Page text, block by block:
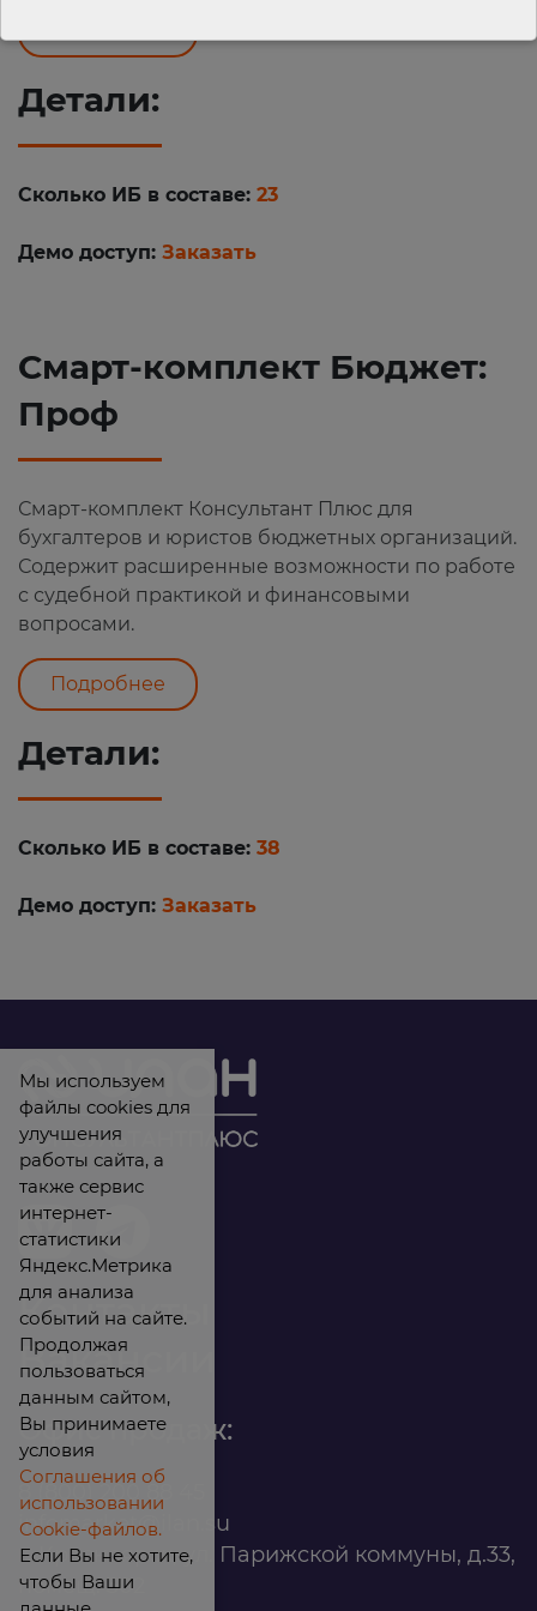
Детали:
Сколько ИБ в составе: 23
Демо доступ: Заказать
Смарт-комплект Бюджет:
Проф
Смарт-комплект Консультант Плюс для
бухгалтеров и юристов бюджетных организаций.
Содержит расширенные возможности по работе
с судебной практикой и финансовыми
вопросами.
Подробнее
Детали:
Сколько ИБ в составе: 38
Демо доступ: Заказать
Контакты
Вакансии
Офис продаж:
infomarket@ilan.su
г. Красноярск, ул. Парижской коммуны, д.33,
помещ. 302
Мы используем
файлы cookies для
улучшения
работы сайта, а
также сервис
интернет-
статистики
Яндекс.Метрика
для анализа
событий на сайте.
Продолжая
пользоваться
данным сайтом,
Вы принимаете
условия
Соглашения об
использовании
Cookie-файлов.
Если Вы не хотите,
чтобы Ваши